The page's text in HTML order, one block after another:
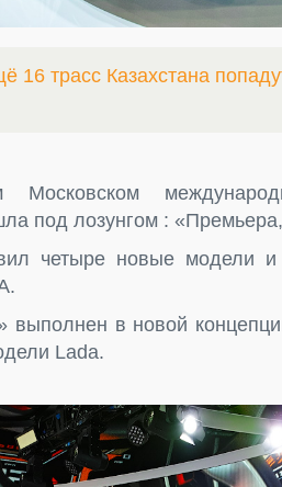
16 трасс Казахстана
под лозунгом :
четыре новые модели и
в новой
Lada.